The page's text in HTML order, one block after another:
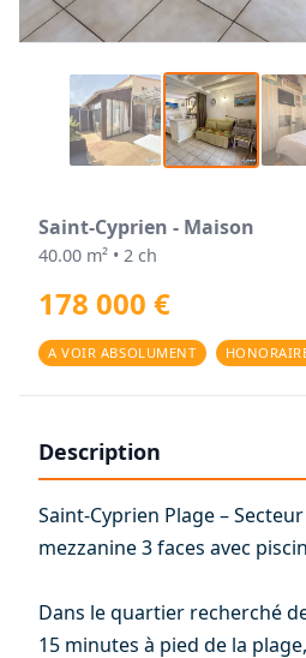
Saint-Cyprien - Maison
40.00 m² • 2 ch
178 000 €
A VOIR ABSOLUMENT
Description
Saint-Cyprien Plage –
mezzanine 3 faces avec
Dans le quartier recherché
15 minutes à pied de la